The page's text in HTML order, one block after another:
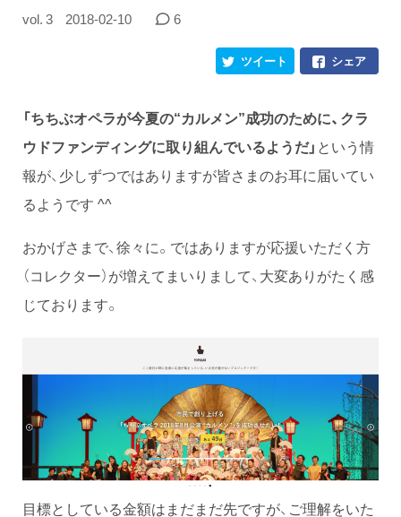
vol. 3 2018-02-10 6
シェア
ツイート
「ちちぶオペラが今夏の“カルメン”成功のために、クラ
ウドファンディングに取り組んでいるようだ」 という情
報が、少しずつではありますが皆さまのお耳に届いてい
るようです ^^
おかげさまで、徐々に。ではありますが応援いただく方
（コレクター）が増えてまいりまして、大変ありがたく感
じております。
目標としている金額はまだまだ先ですが、ご理解をいた